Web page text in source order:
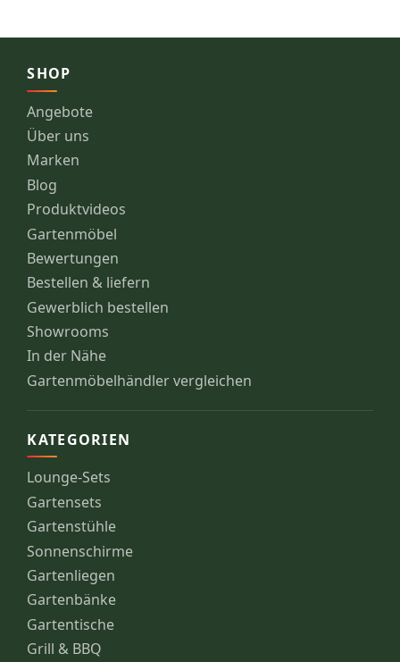
SHOP
Angebote
Über uns
Marken
Blog
Produktvideos
Gartenmöbel
Bewertungen
Bestellen & liefern
Gewerblich bestellen
Showrooms
In der Nähe
Gartenmöbelhändler vergleichen
KATEGORIEN
Lounge-Sets
Gartensets
Gartenstühle
Sonnenschirme
Gartenliegen
Gartenbänke
Gartentische
Grill & BBQ